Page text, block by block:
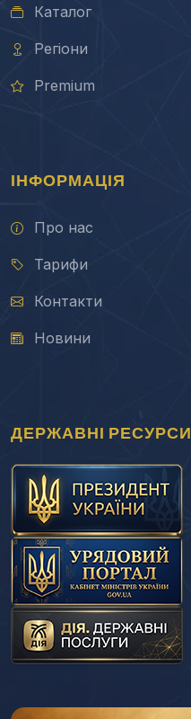
Каталог
Регіони
Premium
ІНФОРМАЦІЯ
Про нас
Тарифи
Контакти
Новини
ДЕРЖАВНІ РЕСУРСИ